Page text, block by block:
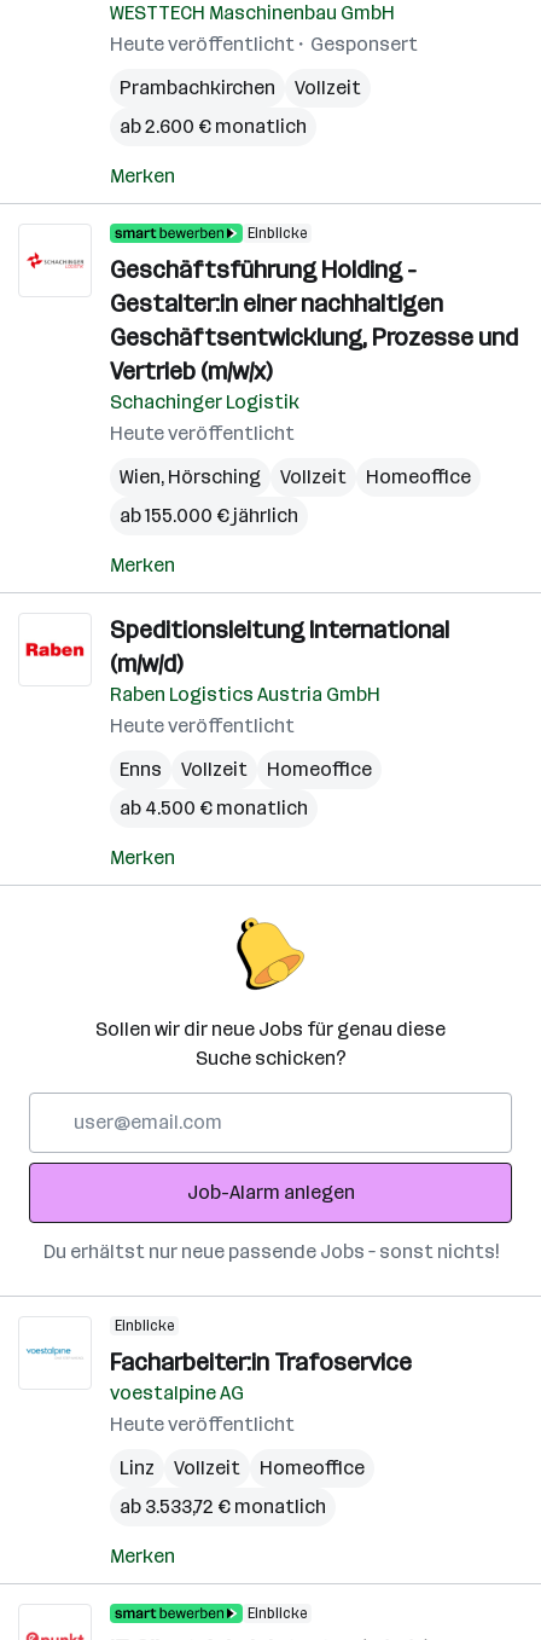
WESTTECH Maschinenbau GmbH
Heute veröffentlicht
Gesponsert
Prambachkirchen
Vollzeit
ab 2.600 € monatlich
Merken
Einblicke
Geschäftsführung Holding -
Gestalter:in einer nachhaltigen
Geschäftsentwicklung, Prozesse und
Vertrieb (m/w/x)
Schachinger Logistik
Heute veröffentlicht
Wien, Hörsching Vollzeit
Homeoffice
ab 155.000 € jährlich
Merken
Speditionsleitung International
(m/w/d)
Raben Logistics Austria GmbH
Heute veröffentlicht
Enns
Vollzeit
Homeoffice
ab 4.500 € monatlich
Merken
Sollen wir dir neue Jobs für genau diese
Suche schicken?
Adresse
Job-Alarm anlegen
Du erhältst nur neue passende Jobs – sonst nichts!
Einblicke
Facharbeiter:in Trafoservice
voestalpine AG
Heute veröffentlicht
Linz
Vollzeit
Homeoffice
ab 3.533,72 € monatlich
Merken
Einblicke